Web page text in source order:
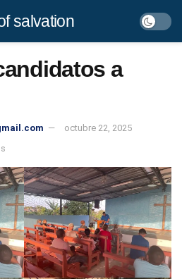
salvation
a
octubre 22, 2025